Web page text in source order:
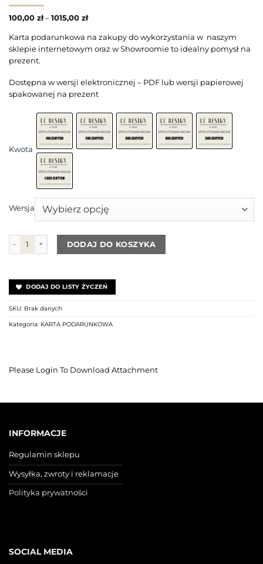
100,00 zł–1015,00 zł
Karta podarunkowa na zakupy do wykorzystania w naszym
sklepie internetowym oraz w Showroomie to idealny pomysł na
prezent.
Dostępna w wersji elektronicznej – PDF lub wersji papierowej
spakowanej na prezent
Kwota
Wersja
ilość KARTA PODARUNKOWA
DODAJ DO KOSZYKA
DODAJ DO LISTY ŻYCZEŃ
SKU: Brak danych
Kategoria: KARTA PODARUNKOWA
Please Login To Download Attachment
INFORMACJE
Regulamin sklepu
Wysyłka, zwroty i reklamacje
Polityka prywatności
SOCIAL MEDIA